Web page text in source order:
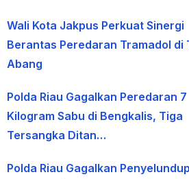
Wali Kota Jakpus Perkuat Sinergi
Berantas Peredaran Tramadol di
Abang
Polda Riau Gagalkan Peredaran 7
Kilogram Sabu di Bengkalis, Tiga
Tersangka Ditan…
Polda Riau Gagalkan